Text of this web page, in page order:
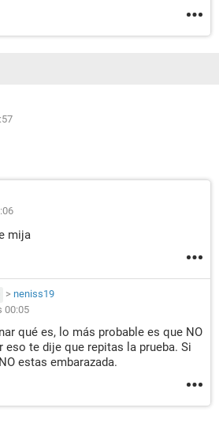
mija
> neniss19
00:05
qué es, lo más probable es que NO
eso te dije que repitas la prueba. Si
estas embarazada.